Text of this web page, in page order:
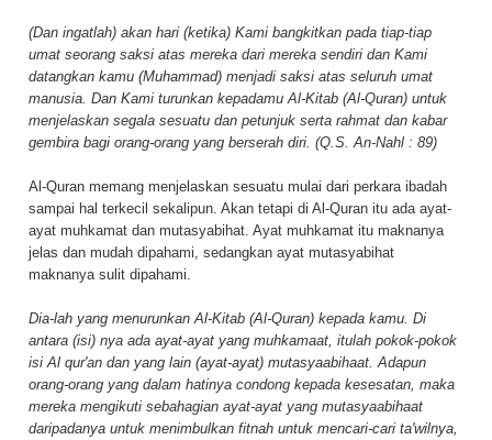
(Dan ingatlah) akan hari (ketika) Kami bangkitkan pada tiap-tiap
umat seorang saksi atas mereka dari mereka sendiri dan Kami
datangkan kamu (Muhammad) menjadi saksi atas seluruh umat
manusia. Dan Kami turunkan kepadamu Al-Kitab (Al-Quran) untuk
menjelaskan segala sesuatu dan petunjuk serta rahmat dan kabar
gembira bagi orang-orang yang berserah diri. (Q.S. An-Nahl : 89)
Al-Quran memang menjelaskan sesuatu mulai dari perkara ibadah
sampai hal terkecil sekalipun. Akan tetapi di Al-Quran itu ada ayat-
ayat muhkamat dan mutasyabihat. Ayat muhkamat itu maknanya
jelas dan mudah dipahami, sedangkan ayat mutasyabihat
maknanya sulit dipahami.
Dia-lah yang menurunkan Al-Kitab (Al-Quran) kepada kamu. Di
antara (isi) nya ada ayat-ayat yang muhkamaat, itulah pokok-pokok
isi Al qur'an dan yang lain (ayat-ayat) mutasyaabihaat. Adapun
orang-orang yang dalam hatinya condong kepada kesesatan, maka
mereka mengikuti sebahagian ayat-ayat yang mutasyaabihaat
daripadanya untuk menimbulkan fitnah untuk mencari-cari ta'wilnya,